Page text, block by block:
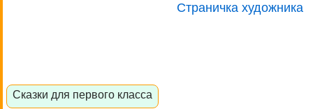
Страничка художника
Сказки для первого класса